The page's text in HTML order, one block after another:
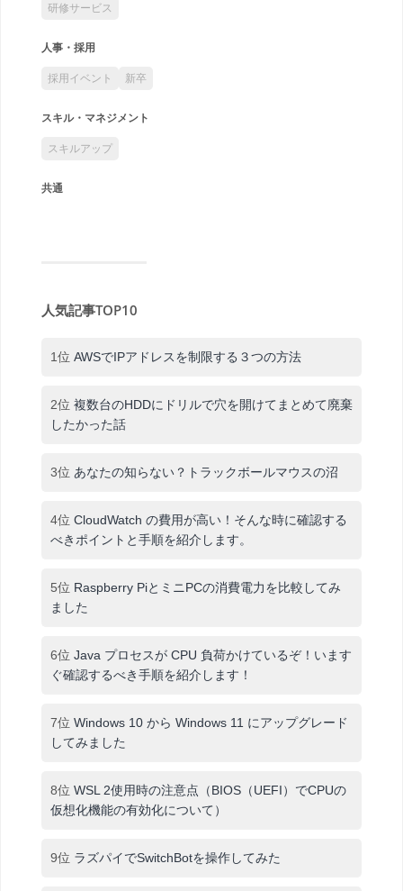
研修サービス
人事・採用
採用イベント 新卒
スキル・マネジメント
スキルアップ
共通
人気記事TOP10
1位 AWSでIPアドレスを制限する３つの方法
2位 複数台のHDDにドリルで穴を開けてまとめて廃棄
したかった話
3位 あなたの知らない？トラックボールマウスの沼
4位 CloudWatch の費用が高い！そんな時に確認する
べきポイントと手順を紹介します。
5位 Raspberry PiとミニPCの消費電力を比較してみ
ました
6位 Java プロセスが CPU 負荷かけているぞ！います
ぐ確認するべき手順を紹介します！
7位 Windows 10 から Windows 11 にアップグレード
してみました
8位 WSL 2使用時の注意点（BIOS（UEFI）でCPUの
仮想化機能の有効化について）
9位 ラズパイでSwitchBotを操作してみた